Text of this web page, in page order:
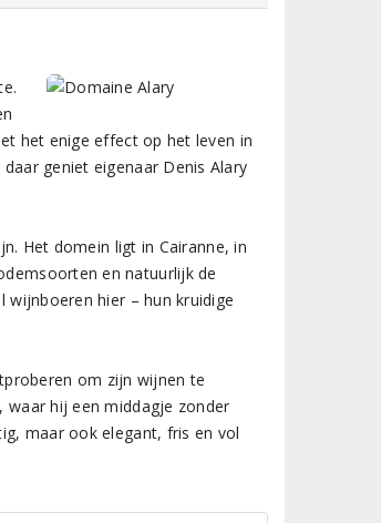
het enige effect op het leven in
geniet eigenaar Denis Alary
Het domein ligt in Cairanne, in
en natuurlijk de
wijnboeren hier – hun kruidige
om zijn wijnen te
waar hij een middagje zonder
maar ook elegant, fris en vol